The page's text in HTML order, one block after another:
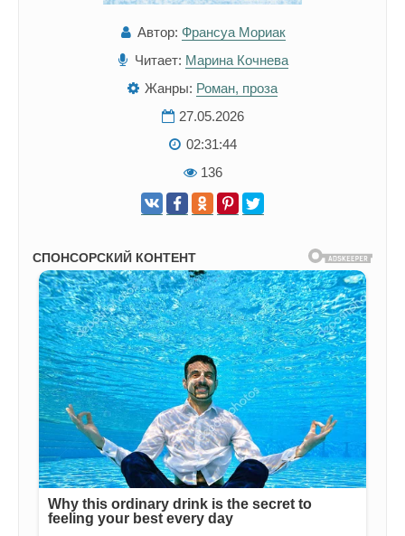
Автор: Франсуа Мориак
Читает: Марина Кочнева
Жанры: Роман, проза
27.05.2026
02:31:44
136